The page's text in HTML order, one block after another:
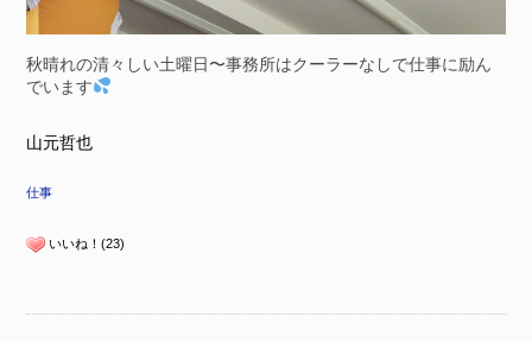
秋晴れの清々しい土曜日〜事務所はクーラーなしで仕事に励ん
でいます
山元哲也
仕事
いいね！(23)